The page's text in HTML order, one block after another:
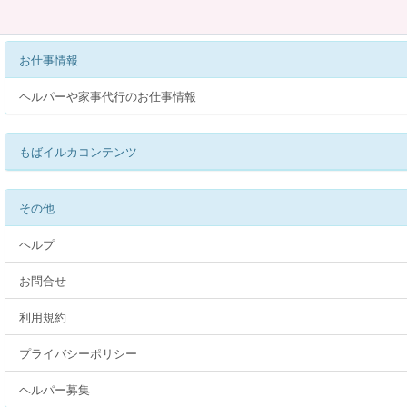
お仕事情報
ヘルパーや家事代行のお仕事情報
もばイルカコンテンツ
その他
ヘルプ
お問合せ
利用規約
プライバシーポリシー
ヘルパー募集